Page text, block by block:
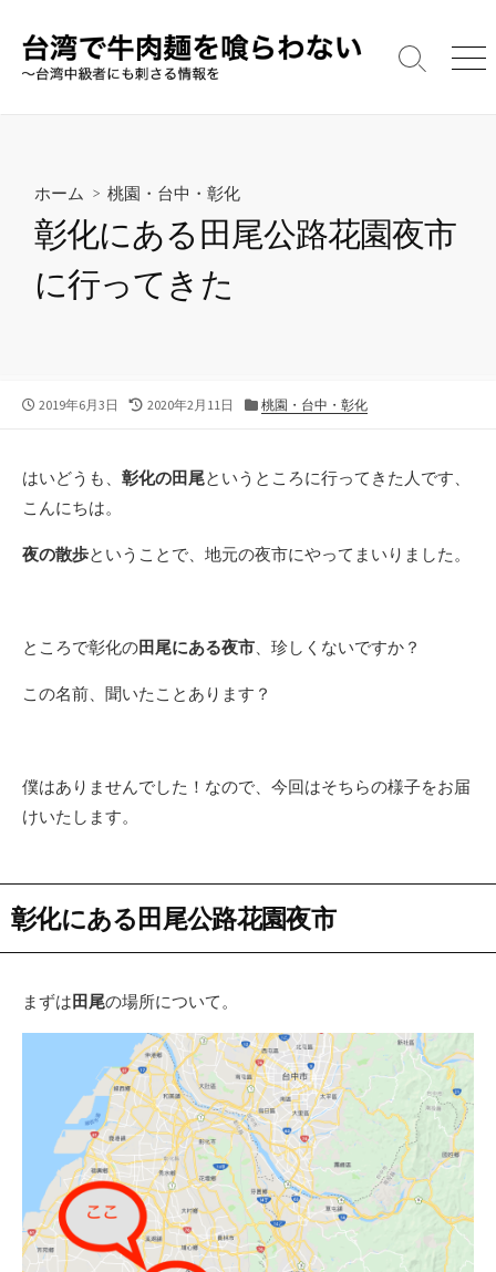
検
メ
ホーム > 桃園・台中・彰化
彰化にある田尾公路花園夜市
に行ってきた
公
2019年6月3日
最
新
日
2020年2月11日
カ
ー
桃園・台中・彰化
はいどうも、 彰化の田尾というところに行ってきた人です、
こんにちは。
夜の散歩ということで、地元の夜市にやってまいりました。
ところで彰化の田尾にある夜市、珍しくないですか？
この名前、聞いたことあります？
僕はありませんでした！なので、今回はそちらの様子をお届
けいたします。
彰化にある田尾公路花園夜市
まずは 田尾の場所について。